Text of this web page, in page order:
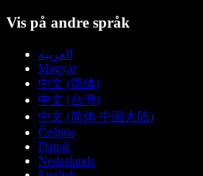
Vis på andre språk
العربية
Magyar
中文 (简体)
中文 (台灣)
中文 (简体 中国大陆)
Čeština
Dansk
Nederlands